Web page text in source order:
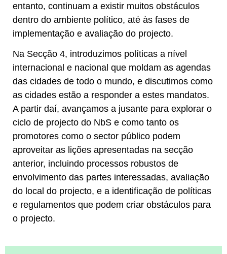
entanto, continuam a existir muitos obstáculos
dentro do ambiente político, até às fases de
implementação e avaliação do projecto.
Na Secção 4, introduzimos políticas a nível
internacional e nacional que moldam as agendas
das cidades de todo o mundo, e discutimos como
as cidades estão a responder a estes mandatos.
A partir daí, avançamos a jusante para explorar o
ciclo de projecto do NbS e como tanto os
promotores como o sector público podem
aproveitar as lições apresentadas na secção
anterior, incluindo processos robustos de
envolvimento das partes interessadas, avaliação
do local do projecto, e a identificação de políticas
e regulamentos que podem criar obstáculos para
o projecto.